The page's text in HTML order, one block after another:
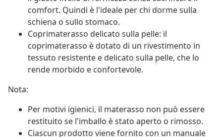
comfort. Quindi è l'ideale per chi dorme sulla
schiena o sullo stomaco.
Coprimaterasso delicato sulla pelle: il
coprimaterasso è dotato di un rivestimento in
tessuto resistente e delicato sulla pelle, che lo
rende morbido e confortevole.
Nota:
Per motivi igienici, il materasso non può essere
restituito se l'imballo è stato aperto o rimosso.
Ciascun prodotto viene fornito con un manuale